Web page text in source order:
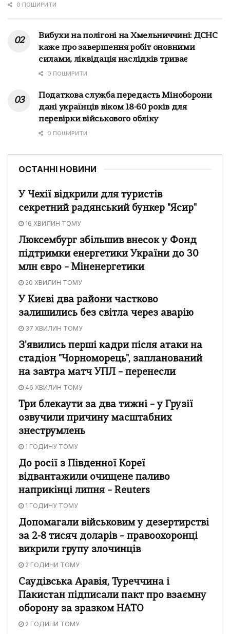
0 ПОШИРИТИ
Вибухи на полігоні на Хмельниччині: ДСНС
каже про завершення робіт оновними
силами, ліквідація наслідків триває
0 ПОШИРИТИ
Податкова служба передасть Міноборони
дані українців віком 18-60 років для
перевірки військового обліку
0 ПОШИРИТИ
ОСТАННІ НОВИНИ
У Чехії відкрили для туристів
секретний радянський бункер "Ясир"
16 ХВИЛИН ТОМУ
Люксембург збільшив внесок у Фонд
підтримки енергетики України до 30
млн євро – Міненергетики
20 ХВИЛИН ТОМУ
У Києві два райони частково
залишились без світла через аварію
37 ХВИЛИН ТОМУ
З'явились перші кадри після атаки на
стадіон "Чорноморець", запланований
на завтра матч УПЛ – перенесли
46 ХВИЛИН ТОМУ
Три блекаути за два тижні – у Грузії
озвучили причину масштабних
знеструмлень
1 ГОДИНУ ТОМУ
До росії з Південної Кореї
відвантажили очищене паливо
наприкінці липня – Reuters
1 ГОДИНУ ТОМУ
Допомагали військовим у дезертирстві
за 2-8 тисяч доларів – правоохоронці
викрили групу злочинців
2 ГОДИНИ ТОМУ
Саудівська Аравія, Туреччина і
Пакистан підписали пакт про взаємну
оборону за зразком НАТО
2 ГОДИНИ ТОМУ